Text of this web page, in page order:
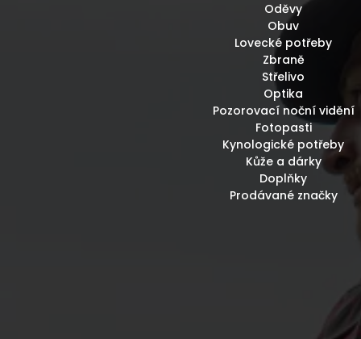
Oděvy
Obuv
Lovecké potřeby
Zbraně
Střelivo
Optika
Pozorovací noční vidění
Fotopasti
Kynologické potřeby
Kůže a dárky
Doplňky
Prodávané značky